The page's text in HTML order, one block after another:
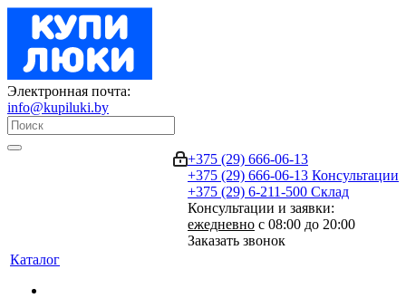
Электронная почта:
info@kupiluki.by
+375 (29) 666-06-13
+375 (29) 666-06-13 Консультации
+375 (29) 6-211-500 Склад
Консультации и заявки:
ежедневно с 08:00 до 20:00
Заказать звонок
Каталог